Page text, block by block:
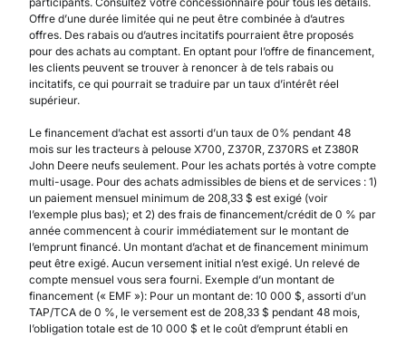
Offre d’une durée limitée qui ne peut être combinée à d’autres
offres. Des rabais ou d’autres incitatifs pourraient être proposés
pour des achats au comptant. En optant pour l’offre de financement,
les clients peuvent se trouver à renoncer à de tels rabais ou
incitatifs, ce qui pourrait se traduire par un taux d’intérêt réel
supérieur.
Le financement d’achat est assorti d’un taux de 0% pendant 48
mois sur les tracteurs à pelouse X700, Z370R, Z370RS et Z380R
John Deere neufs seulement. Pour les achats portés à votre compte
multi-usage. Pour des achats admissibles de biens et de services : 1)
un paiement mensuel minimum de 208,33 $ est exigé (voir
l’exemple plus bas); et 2) des frais de financement/crédit de 0 % par
année commencent à courir immédiatement sur le montant de
l’emprunt financé. Un montant d’achat et de financement minimum
peut être exigé. Aucun versement initial n’est exigé. Un relevé de
compte mensuel vous sera fourni. Exemple d’un montant de
financement (« EMF »): Pour un montant de: 10 000 $, assorti d’un
TAP/TCA de 0 %, le versement est de 208,33 $ pendant 48 mois,
l’obligation totale est de 10 000 $ et le coût d’emprunt établi en